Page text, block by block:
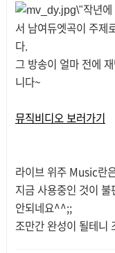
작년
서 남여듀엣곡이 주제
다.
그 방송이 얼마 전에
니다~
뮤직비디오 보러가기
라이브 위주 Music란
지금 사용중인 것이
안되네요^^;;
조만간 완성이 될테니